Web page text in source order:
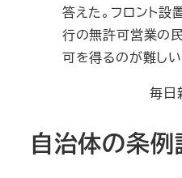
答えた。フロント設
行の無許可営業の
可を得るのが難しい
毎日
自治体の条